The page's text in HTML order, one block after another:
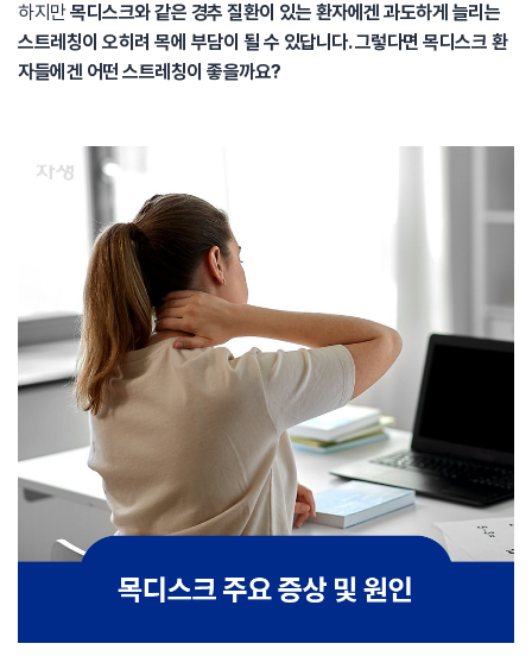
하지만목디스크와 같은 경추 질환이 있는 환자에겐 과도하게 늘리는
스트레칭이 오히려 목에 부담이 될 수 있답니다. 그렇다면 목디스크 환
자들에겐 어떤 스트레칭이 좋을까요?